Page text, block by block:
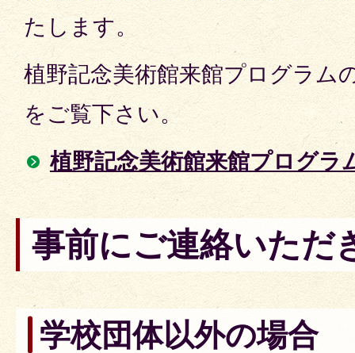
たします。
植野記念美術館来館プログラム
をご覧下さい。
植野記念美術館来館プログラ
事前にご連絡いただ
学校団体以外の場合